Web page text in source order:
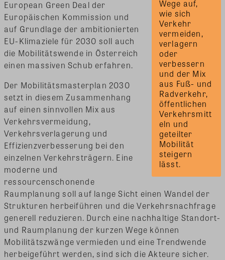
Wege auf,
wie sich
Verkehr
vermeiden,
verlagern
oder
verbessern
und der Mix
aus Fuß- und
Radverkehr,
öffentlichen
Verkehrsmitt
eln und
geteilter
Mobilität
steigern
lässt.
European Green Deal der
Europäischen Kommission und
auf Grundlage der ambitionierten
EU-Klimaziele für 2030 soll auch
die Mobilitätswende in Österreich
einen massiven Schub erfahren.
Der Mobilitätsmasterplan 2030
setzt in diesem Zusammenhang
auf einen sinnvollen Mix aus
Verkehrsvermeidung,
Verkehrsverlagerung und
Effizienzverbesserung bei den
einzelnen Verkehrsträgern. Eine
moderne und
ressourcenschonende
Raumplanung soll auf lange Sicht einen Wandel der
Strukturen herbeiführen und die Verkehrsnachfrage
generell reduzieren. Durch eine nachhaltige Standort-
und Raumplanung der kurzen Wege können
Mobilitätszwänge vermieden und eine Trendwende
herbeigeführt werden, sind sich die Akteure sicher.